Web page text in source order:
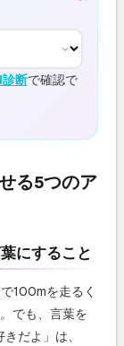
断で確認で
る5つのア
にすること
100mを走るく
でも、言葉を
だよ」は、